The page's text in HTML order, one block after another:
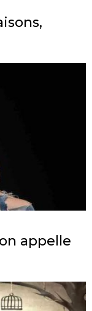
appelle